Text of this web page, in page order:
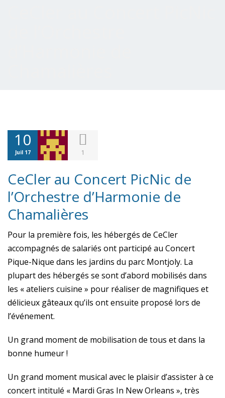
10
Juil 17 1
CeCler au Concert PicNic de
l’Orchestre d’Harmonie de
Chamalières
Pour la première fois, les hébergés de CeCler
accompagnés de salariés ont participé au Concert
Pique-Nique dans les jardins du parc Montjoly. La
plupart des hébergés se sont d’abord mobilisés dans
les « ateliers cuisine » pour réaliser de magnifiques et
délicieux gâteaux qu’ils ont ensuite proposé lors de
l’événement.
Un grand moment de mobilisation de tous et dans la
bonne humeur !
Un grand moment musical avec le plaisir d’assister à ce
concert intitulé « Mardi Gras In New Orleans », très